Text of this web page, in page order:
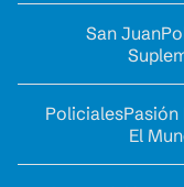
San Juan
Policiales
El